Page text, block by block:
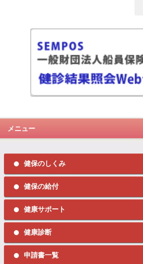
メニュー
健保のしくみ
健保の給付
健康サポート
健康診断
申請書一覧